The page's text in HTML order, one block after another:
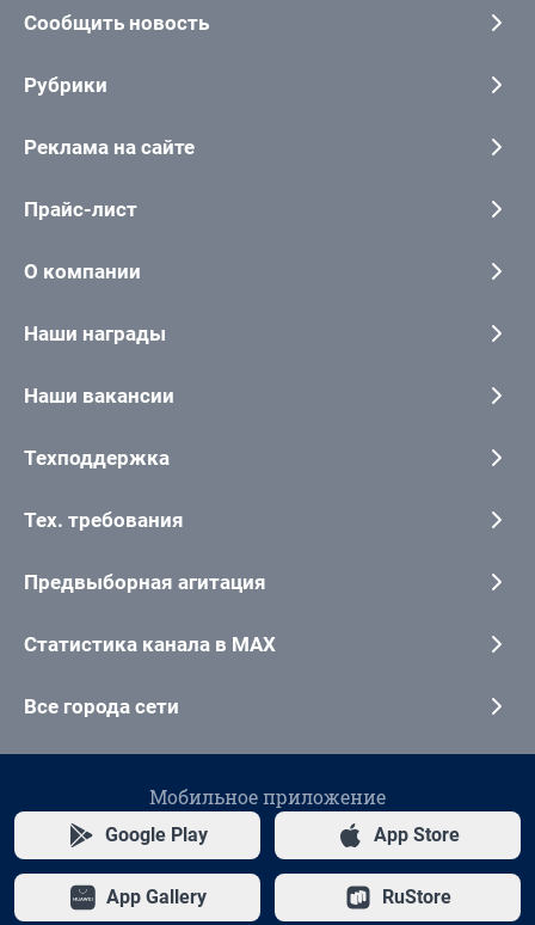
Сообщить новость
Рубрики
Реклама на сайте
Прайс-лист
О компании
Наши награды
Наши вакансии
Техподдержка
Тех. требования
Предвыборная агитация
Статистика канала в MAX
Все города сети
Мобильное приложение
Google Play App Store
App Gallery RuStore